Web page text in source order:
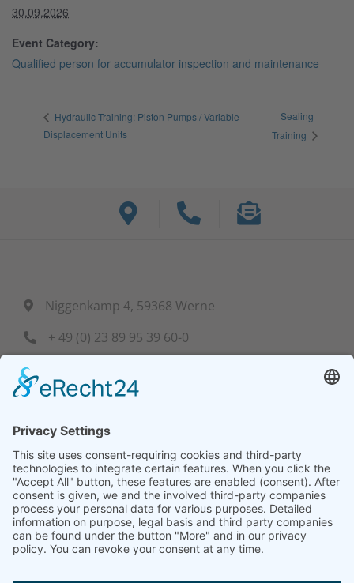
30.09.2026
Event Category:
Qualified person for accumulator inspection and maintenance
Hydraulic Training: Piston Pumps / Variable
Displacement Units
Sealing
Training
Niggenkamp 4, 59368 Werne
+ 49 (0) 23 89 95 39 60-0
Mo - Fr: 7:30 bis 15:00 Uhr
Our solutions
Our services
Project planning
Off-line Filtration
Power units
Controls systems
Cylinders
Trainings
Hydraulik-Lexikon